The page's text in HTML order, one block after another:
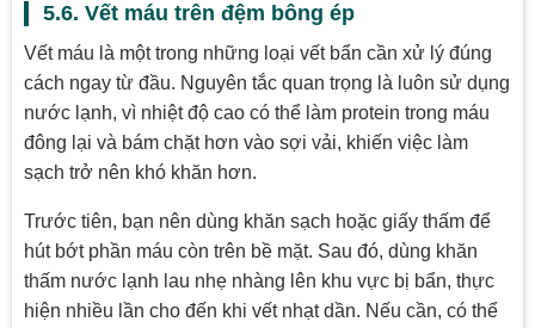
5.6. Vết máu trên đệm bông ép
Vết máu là một trong những loại vết bẩn cần xử lý đúng
cách ngay từ đầu. Nguyên tắc quan trọng là luôn sử dụng
nước lạnh, vì nhiệt độ cao có thể làm protein trong máu
đông lại và bám chặt hơn vào sợi vải, khiến việc làm
sạch trở nên khó khăn hơn.
Trước tiên, bạn nên dùng khăn sạch hoặc giấy thấm để
hút bớt phần máu còn trên bề mặt. Sau đó, dùng khăn
thấm nước lạnh lau nhẹ nhàng lên khu vực bị bẩn, thực
hiện nhiều lần cho đến khi vết nhạt dần. Nếu cần, có thể